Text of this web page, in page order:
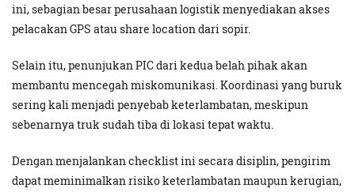
ini, sebagian besar perusahaan logistik menyediakan akses
pelacakan GPS atau share location dari sopir.
Selain itu, penunjukan PIC dari kedua belah pihak akan
membantu mencegah miskomunikasi. Koordinasi yang buruk
sering kali menjadi penyebab keterlambatan, meskipun
sebenarnya truk sudah tiba di lokasi tepat waktu.
Dengan menjalankan checklist ini secara disiplin, pengirim
dapat meminimalkan risiko keterlambatan maupun kerugian,